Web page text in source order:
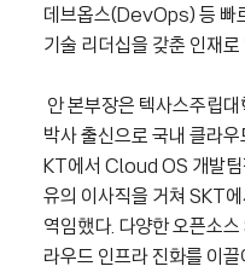
데브옵스(DevOps) 등 빠
기술 리더십을 갖춘 인재
안 본부장은 텍사스주립대
박사 출신으로 국내 클라
KT 에서 Cloud OS 개발
유의 이사직을 거쳐 SKT
역임했다. 다양한 오픈소스
라우드 인프라 진화를 이끌